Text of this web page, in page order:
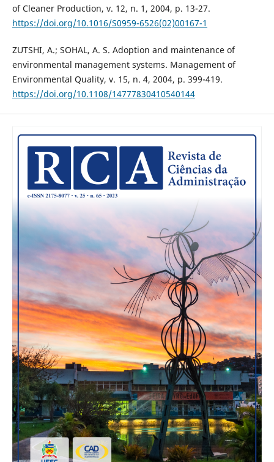
of Cleaner Production, v. 12, n. 1, 2004, p. 13-27.
https://doi.org/10.1016/S0959-6526(02)00167-1
ZUTSHI, A.; SOHAL, A. S. Adoption and maintenance of
environmental management systems. Management of
Environmental Quality, v. 15, n. 4, 2004, p. 399-419.
https://doi.org/10.1108/14777830410540144